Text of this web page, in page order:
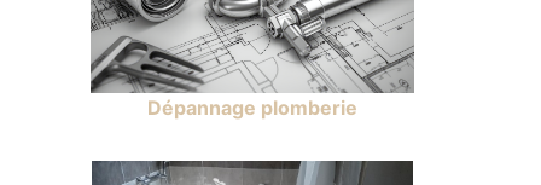
Dépannage plomberie